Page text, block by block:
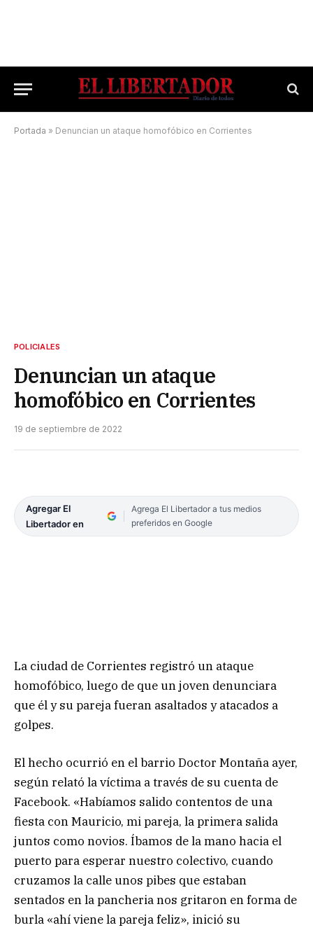
Portada » Denuncian un ataque homofóbico en Corrientes
POLICIALES
Denuncian un ataque
homofóbico en Corrientes
19 de septiembre de 2022
Agregar El
Libertador en
Agrega El Libertador a tus medios
preferidos en Google
La ciudad de Corrientes registró un ataque
homofóbico, luego de que un joven denunciara
que él y su pareja fueran asaltados y atacados a
golpes.
El hecho ocurrió en el barrio Doctor Montaña ayer,
según relató la víctima a través de su cuenta de
Facebook. «Habíamos salido contentos de una
fiesta con Mauricio, mi pareja, la primera salida
juntos como novios. Íbamos de la mano hacia el
puerto para esperar nuestro colectivo, cuando
cruzamos la calle unos pibes que estaban
sentados en la pancheria nos gritaron en forma de
burla «ahí viene la pareja feliz», inició su